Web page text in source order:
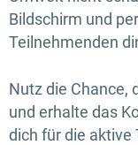
Bildschirm und
Teilnehmenden
Nutz die Chance,
und erhalte das
dich für die aktive